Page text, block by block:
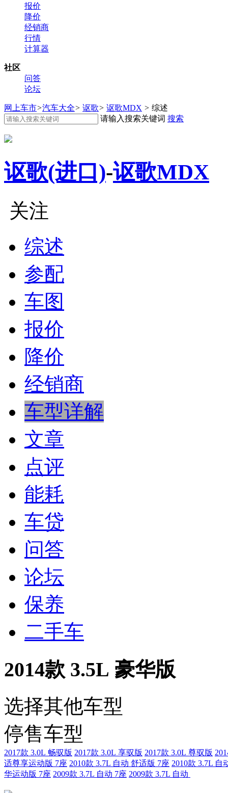
报价
降价
经销商
行情
计算器
社区
问答
论坛
网上车市>汽车大全> 讴歌> 讴歌MDX > 综述
请输入搜索关键词 搜索
讴歌(进口)-讴歌MDX
关注
综述
参配
车图
报价
降价
经销商
车型详解
文章
点评
能耗
车贷
问答
论坛
保养
二手车
2014款 3.5L 豪华版
选择其他车型
停售车型
2017款 3.0L 畅驭版 2017款 3.0L 享驭版 2017款 3.0L 尊驭版
适尊享运动版 7座 2010款 3.7L 自动 舒适版 7座 2010款 3.7L 自
华运动版 7座 2009款 3.7L 自动 7座 2009款 3.7L 自动